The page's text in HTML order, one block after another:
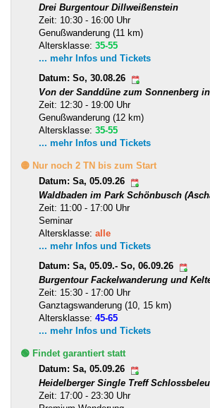
Drei Burgentour Dillweißenstein
Zeit: 10:30 - 16:00 Uhr
Genußwanderung (11 km)
Altersklasse: 35-55
... mehr Infos und Tickets
Datum: So, 30.08.26
Von der Sanddüne zum Sonnenberg
Zeit: 12:30 - 19:00 Uhr
Genußwanderung (12 km)
Altersklasse: 35-55
... mehr Infos und Tickets
🟡 Nur noch 2 TN bis zum Start
Datum: Sa, 05.09.26
Waldbaden im Park Schönbusch
Zeit: 11:00 - 17:00 Uhr
Seminar
Altersklasse: alle
... mehr Infos und Tickets
Datum: Sa, 05.09.- So, 06.09.26
Burgentour Fackelwanderung und
Zeit: 15:30 - 17:00 Uhr
Ganztagswanderung (10, 15 km)
Altersklasse: 45-65
... mehr Infos und Tickets
🟢 Findet garantiert statt
Datum: Sa, 05.09.26
Heidelberger Single Treff
Zeit: 17:00 - 23:30 Uhr